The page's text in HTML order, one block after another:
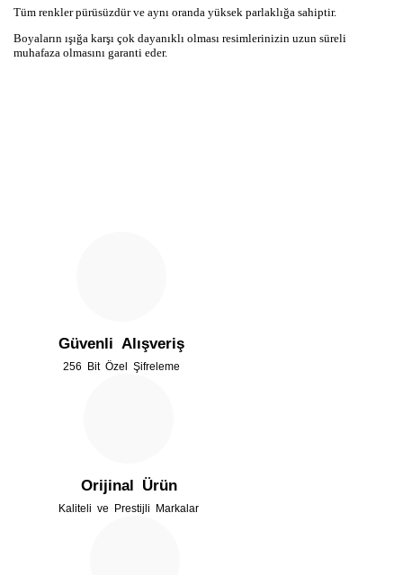
Tüm renkler pürüsüzdür ve aynı oranda yüksek parlaklığa sahiptir.
Boyaların ışığa karşı çok dayanıklı olması resimlerinizin uzun süreli
muhafaza olmasını garanti eder.
Ürün bilgilerinde hatalar bulunuyor.
Ürün fiyatı diğer sitelerden daha pahalı.
Güvenli Alışveriş
256 Bit Özel Şifreleme
Orijinal Ürün
Kaliteli ve Prestijli Markalar